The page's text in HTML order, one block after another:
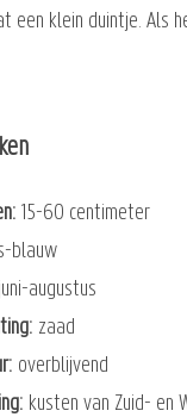
klein duintje.
15-60 centimeter
blauw
juni-augustus
zaad
overblijvend
kusten van Zuid- en